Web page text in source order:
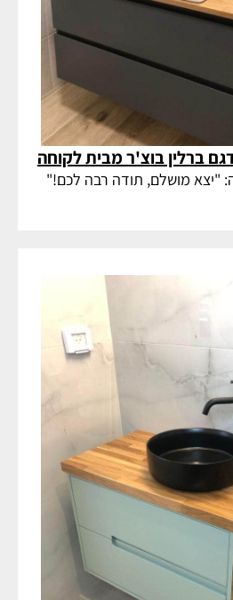
ברלין בוצ'ר מבית לקוחה
"יצא מושלם, תודה רבה לכם!"